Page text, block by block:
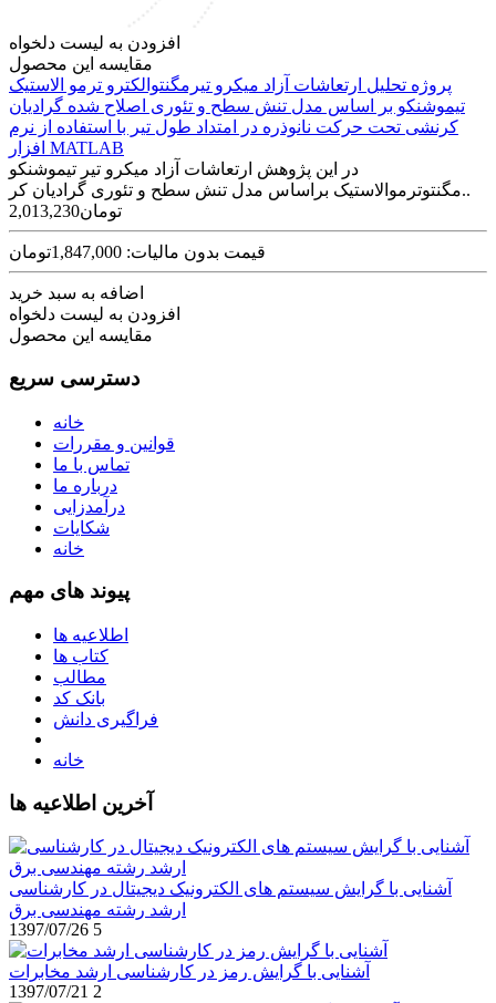
افزودن به لیست دلخواه
مقایسه این محصول
پروژه تحلیل ارتعاشات آزاد میکرو تیرمگنتوالکترو ترمو الاستیک
تیموشنکو بر اساس مدل تنش سطح و تئوری اصلاح شده گرادیان
کرنشی تحت حرکت نانوذره در امتداد طول تیر با استفاده از نرم
افزار MATLAB
در اين پژوهش ارتعاشات آزاد میکرو تیر تیموشنکو
مگنتوترموالاستیک براساس مدل تنش سطح و تئوری گرادیان کر..
2,013,230تومان
قیمت بدون مالیات: 1,847,000تومان
اضافه به سبد خرید
افزودن به لیست دلخواه
مقایسه این محصول
دسترسی سریع
خانه
قوانین و مقررات
تماس با ما
درباره ما
درآمدزایی
شکایات
خانه
پیوند های مهم
اطلاعیه ها
کتاب ها
مطالب
بانک کد
فراگیری دانش
خانه
آخرین اطلاعیه ها
آشنایی با گرایش سیستم های الکترونیک دیجیتال در کارشناسی
ارشد رشته مهندسی برق
1397/07/26 5
آشنایی با گرایش رمز در کارشناسی ارشد مخابرات
1397/07/21 2